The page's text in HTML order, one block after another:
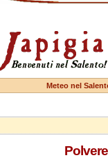
Meteo nel